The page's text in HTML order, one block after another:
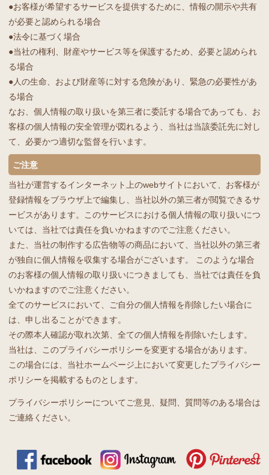
●お客様が希望するサービスを提供するために、情報の開示や共有
が必要と認められる場合
●法令に基づく場合
●当社の権利、財産やサービス等を保護するため、必要と認められ
る場合
●人の生命、および財産等に対する危険があり、緊急の必要性があ
る場合
なお、個人情報の取り扱いを第三者に委託する場合であっても、お
客様の個人情報の安全管理が図れるよう、当社は当該委託先に対し
て、必要かつ適切な監督を行います。
ご注意
当社が運営するインターネット上のwebサイトにおいて、お客様が
登録情報をブラウザ上で編集し、当社以外の第三者が閲覧できるサ
ービスがあります。このサービスにおける個人情報の取り扱いにつ
いては、当社では責任を負いかねますのでご注意ください。
また、当社の制作する広告物等の商品において、当社以外の第三者
が独自に個人情報を収集する場合がございます。 このような場合
のお客様の個人情報の取り扱いにつきましても、当社では責任を負
いかねますのでご注意ください。
全てのサービスにおいて、ご自分の個人情報を削除したい場合に
は、申し出ることができます。
その際本人確認が取れ次第、全ての個人情報を削除いたします。
当社は、このプライバシーポリシーを変更する場合があります。
この場合には、当社ホームページ上において変更したプライバシー
ポリシーを掲載するものとします。
プライバシーポリシーについてご意見、疑問、質問等のある場合は
ご連絡ください。